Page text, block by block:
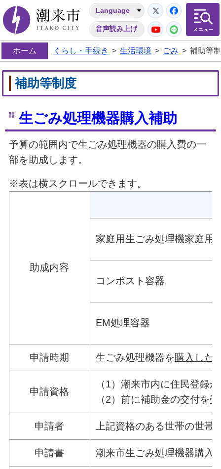
潮来市
Language
音声読み上げ
Twitter
YouTube
LINE
ホーム くらし・手続き > 生活環境 > ごみ > 補助等
補助等制度
生ごみ処理機器購入補助
予算の範囲内で生ごみ処理機器の購入費の一
部を助成します。
※表は横スクロールできます。
助成内容
家庭用生ごみ処理機家庭用
コンポスト容器
EM処理容器
申請時期 生ごみ処理機器を購入した
申請資格
（1）潮来市内に住民登録
（2）前に補助金の交付を
申請者 上記資格のある世帯の世帯
申請書 潮来市生ごみ処理機器購入